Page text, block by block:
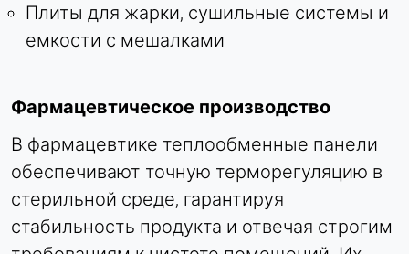
Плиты для жарки, сушильные системы и
емкости с мешалками
Фармацевтическое производство
В фармацевтике теплообменные панели
обеспечивают точную терморегуляцию в
стерильной среде, гарантируя
стабильность продукта и отвечая строгим